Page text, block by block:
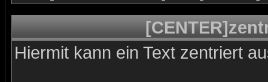
Hiermit kann ein Text zentriert